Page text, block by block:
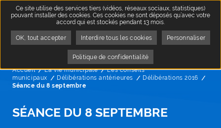
Accueil La vie municipale
Les conseils
municipaux
Délibérations antérieures Délibérations 2016
Séance du 8 septembre
SÉANCE DU 8 SEPTEMBRE
Ce site utilise des services tiers (vidéos, réseaux sociaux, statistiques)
pouvant installer des cookies. Ces cookies ne sont déposés qu’avec votre
accord qui est stockés pendant 13 mois.
OK, tout accepter Interdire tous les cookies Personnaliser
Politique de confidentialité